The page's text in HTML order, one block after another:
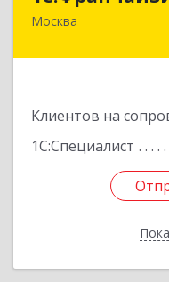
Москва
Клиентов на
1С:Специалист
117149,